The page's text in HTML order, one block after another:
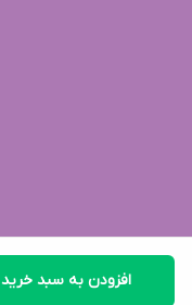
افزودن به سبد خرید